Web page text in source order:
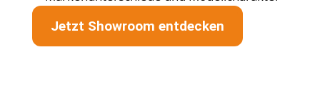
Jetzt Showroom entdecken